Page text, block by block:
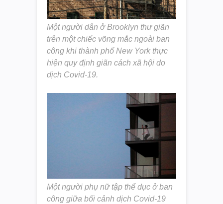
Một người dân ở Brooklyn thư giãn
trên một chiếc võng mắc ngoài ban
công khi thành phố New York thực
hiện quy định giãn cách xã hội do
dịch Covid-19.
Một người phụ nữ tập thể dục ở ban
công giữa bối cảnh dịch Covid-19